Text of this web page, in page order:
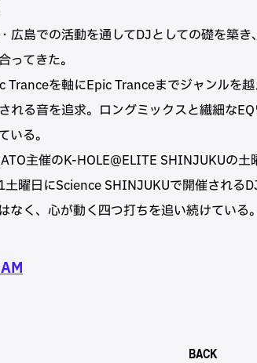
広島での活動を通してDJとしての礎を築
ってきた。
Tranceを軸にEpic Tranceまでジャンルを
れる音を追求。ロングミックスと繊細な
いる。
主催のK-HOLE@ELITE SHINJUKUの土
土曜日にScience SHINJUKUで開催される
なく、心が動く四つ打ちを追い続けている。
BACK